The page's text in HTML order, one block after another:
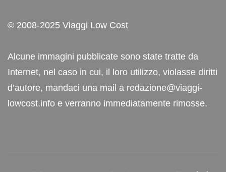
© 2008-2025 Viaggi Low Cost
Alcune immagini pubblicate sono state tratte da
Internet, nel caso in cui, il loro utilizzo, violasse diritti
d’autore, mandaci una mail a redazione@viaggi-
lowcost.info e verranno immediatamente rimosse.